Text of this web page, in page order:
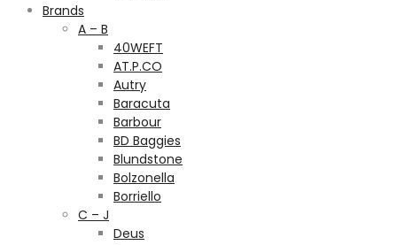
Brands
A – B
40WEFT
AT.P.CO
Autry
Baracuta
Barbour
BD Baggies
Blundstone
Bolzonella
Borriello
C – J
Deus